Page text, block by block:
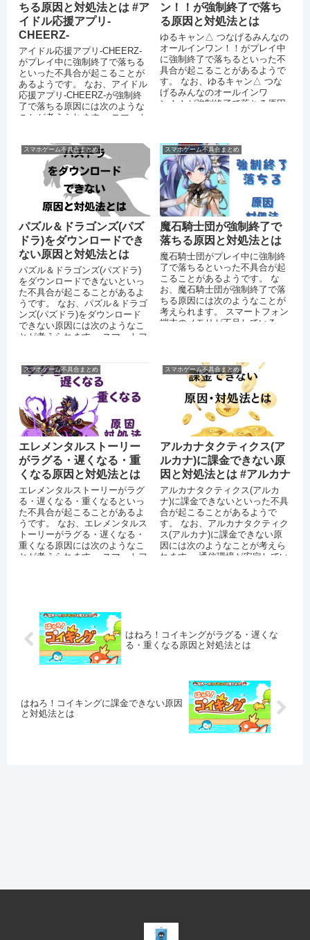
ちる原因と対処法とは #ア
イドル応援アプリ-
CHEERZ-
アイドル応援アプリ-CHEERZ-
がプレイ中に強制終了で落ちる
といった不具合が起こることが
あるようです。 なお、アイドル
応援アプリ-CHEERZ-が強制終
了で落ちる原因には次のような
ことが考えられます。 スマート
ン！！が強制終了で落ち
る原因と対処法とは
ゆるキャン△ つなげるみんなの
オールインワン！！がプレイ中
に強制終了で落ちるといった不
具合が起こることがあるようで
す。 なお、ゆるキャン△ つな
げるみんなのオールインワ
ン！！が強制終了で落ちる原因
スマホゲーム不具合まとめ
パズル＆ドラゴンズ(パズ
ドラ)をダウンロードでき
ない原因と対処法とは
パズル＆ドラゴンズ(パズドラ)
をダウンロードできないといっ
た不具合が起こることがあるよ
うです。 なお、パズル＆ドラゴ
ンズ(パズドラ)をダウンロード
できない原因には次のようなこ
とが考えられます。 スマートフ
スマホゲーム不具合まとめ
魔石騎士団が強制終了で
落ちる原因と対処法とは
魔石騎士団がプレイ中に強制終
了で落ちるといった不具合が起
こることがあるようです。 な
お、魔石騎士団が強制終了で落
ちる原因には次のようなことが
考えられます。 スマートフォン
端末のメモリが不足している
スマホゲーム不具合まとめ
エレメンタルストーリー
がラグる・遅くなる・重
くなる原因と対処法とは
エレメンタルストーリーがラグ
る・遅くなる・重くなるといっ
た不具合が起こることがあるよ
うです。 なお、エレメンタルス
トーリーがラグる・遅くなる・
重くなる原因には次のようなこ
とが考えられます。 スマートフ
スマホゲーム不具合まとめ
アルカナタクティクス(ア
ルカナ)に課金できない原
因と対処法とは #アルカナ
アルカナタクティクス(アルカ
ナ)に課金できないといった不具
合が起こることがあるようで
す。 なお、アルカナタクティク
ス(アルカナ)に課金できない原
因には次のようなことが考えら
れます。 通信環境が安定してい
はねろ！コイキングがラグる・遅くな
る・重くなる原因と対処法とは
はねろ！コイキングに課金できない原因
と対処法とは